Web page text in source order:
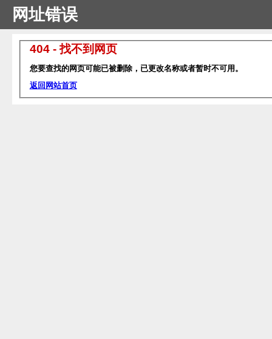
网址错误
404 - 找不到网页
您要查找的网页可能已被删除，已更改名称或者暂时不可用。
返回网站首页